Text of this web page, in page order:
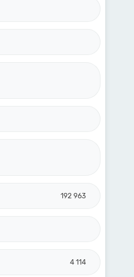
192 963
4 114